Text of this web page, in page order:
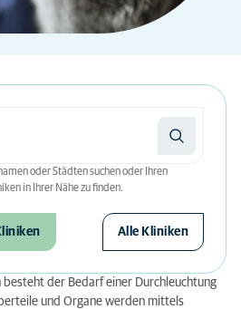
oder Städten suchen oder Ihren
in Ihrer Nähe zu finden.
Alle Kliniken
der Bedarf einer Durchleuchtung
und Organe werden mittels